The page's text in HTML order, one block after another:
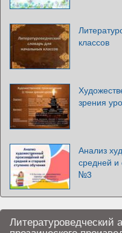
классов
зрения
Анализ
средней и
№3
Литературоведческий